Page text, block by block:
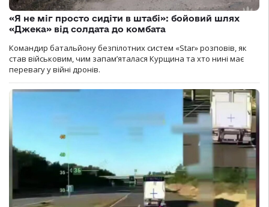
«Я не міг просто сидіти в штабі»: бойовий шлях
«Джека» від солдата до комбата
Командир батальйону безпілотних систем «Star» розповів, як
став військовим, чим запам’яталася Курщина та хто нині має
перевагу у війні дронів.